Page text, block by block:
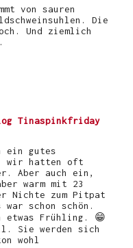
von sauren
Die
Und ziemlich
Tinaspinkfriday
ein gutes
wir hatten oft
Aber auch ein,
warm mit 23
Nichte zum Pitpat
schon schön.
etwas Frühling. 😁
Sie werden sich
wohl